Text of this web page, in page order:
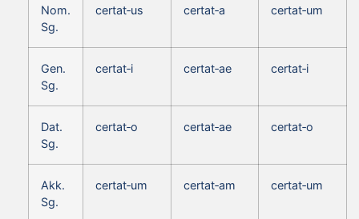
Nom.
Sg.
certat‑us certat‑a certat‑um
Gen.
Sg.
certat‑i certat‑ae certat‑i
Dat.
Sg.
certat‑o certat‑ae certat‑o
Akk.
Sg.
certat‑um certat‑am certat‑um